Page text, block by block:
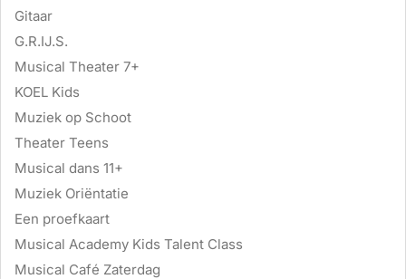
Gitaar
G.R.IJ.S.
Musical Theater 7+
KOEL Kids
Muziek op Schoot
Theater Teens
Musical dans 11+
Muziek Oriëntatie
Een proefkaart
Musical Academy Kids Talent Class
Musical Café Zaterdag